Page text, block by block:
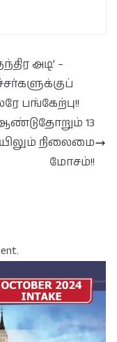
அடி’ –
பங்கேற்பு!!
13
நிலைமை
மோசம்!!